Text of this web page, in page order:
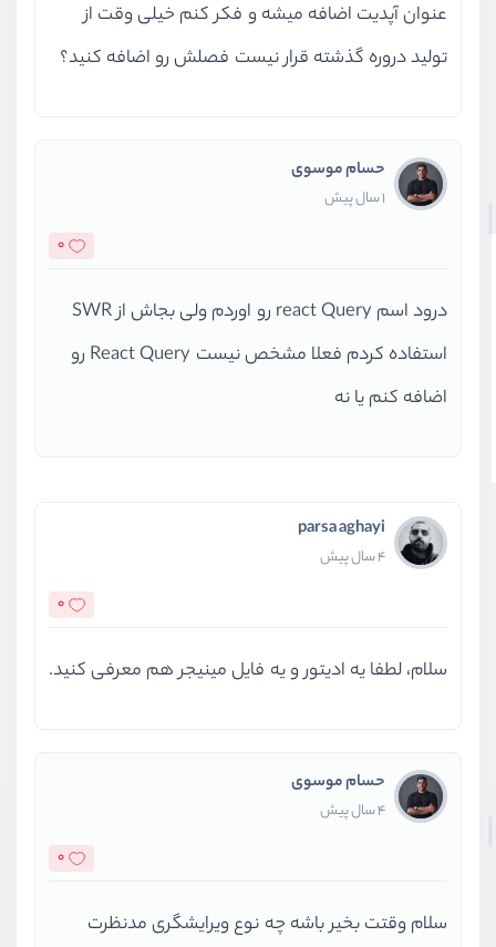
عنوان آپدیت اضافه میشه و فکر کنم خیلی وقت از
تولید دروره گذشته قرار نیست فصلش رو اضافه کنید؟
حسام موسوی
1 سال پیش
0
درود اسم react Query رو اوردم ولی بجاش از SWR
استفاده کردم فعلا مشخص نیست React Query رو
اضافه کنم یا نه
parsa aghayi
4 سال پیش
0
سلام، لطفا یه ادیتور و یه فایل مینیجر هم معرفی کنید.
حسام موسوی
4 سال پیش
0
سلام وقتت بخیر باشه چه نوع ویرایشگری مدنظرت